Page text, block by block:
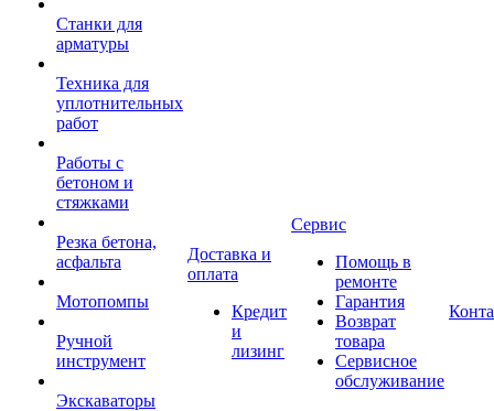
Станки для
арматуры
Техника для
уплотнительных
работ
Работы с
бетоном и
стяжками
Резка бетона,
асфальта
Мотопомпы
Ручной
инструмент
Экскаваторы
Доставка и
оплата
Кредит
и
лизинг
Сервис
Помощь в
ремонте
Гарантия
Возврат
товара
Сервисное
обслуживание